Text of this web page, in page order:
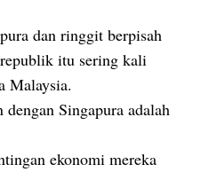
dan ringgit berpisah
itu sering kali
Malaysia.
Singapura adalah
ekonomi mereka